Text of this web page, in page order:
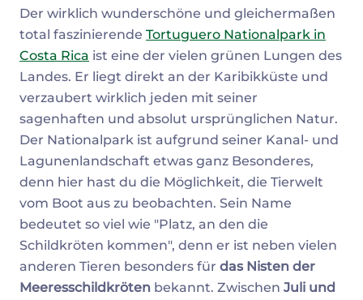
Der wirklich wunderschöne und gleichermaßen
total faszinierende Tortuguero Nationalpark in
Costa Rica ist eine der vielen grünen Lungen des
Landes. Er liegt direkt an der Karibikküste und
verzaubert wirklich jeden mit seiner
sagenhaften und absolut ursprünglichen Natur.
Der Nationalpark ist aufgrund seiner Kanal- und
Lagunenlandschaft etwas ganz Besonderes,
denn hier hast du die Möglichkeit, die Tierwelt
vom Boot aus zu beobachten. Sein Name
bedeutet so viel wie "Platz, an den die
Schildkröten kommen", denn er ist neben vielen
anderen Tieren besonders für das Nisten der
Meeresschildkröten bekannt. Zwischen Juli und